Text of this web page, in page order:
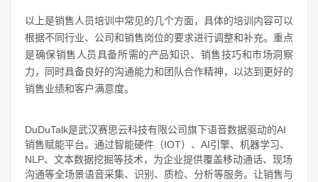
以上是销售人员培训中常见的几个方面，具体的培训内容可以
根据不同行业、公司和销售岗位的要求进行调整和补充。重点
是确保销售人员具备所需的产品知识、销售技巧和市场洞察
力，同时具备良好的沟通能力和团队合作精神，以达到更好的
销售业绩和客户满意度。
DuDuTalk是武汉赛思云科技有限公司旗下语音数据驱动的AI
销售赋能平台。通过智能硬件（IOT）、AI引擎、机器学习、
NLP、文本数据挖掘等技术，为企业提供覆盖移动通话、现场
沟通等全场景语音采集、识别、质检、分析等服务。让销售与